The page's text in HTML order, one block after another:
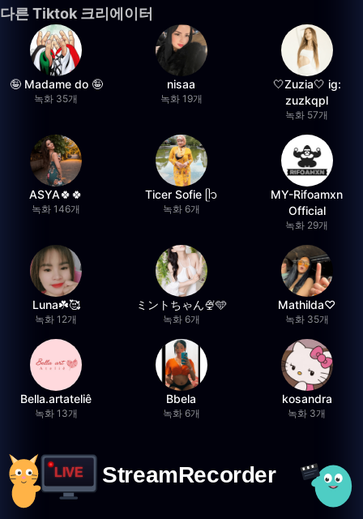
다른 Tiktok 크리에이터
🤪 Madame do 🤪
녹화 35개
nisaa
녹화 19개
🤍Zuzia🤍 ig:
zuzkqpl
녹화 57개
ASYA🍀🍀
녹화 146개
Ticer Sofie ᥫ᭡
녹화 6개
MY-Rifoamxn
Official
녹화 29개
Luna☘️🥰
녹화 12개
ミントちゃん🍨🩵
녹화 6개
Mathilda♡︎
녹화 35개
Bella.artateliê
녹화 13개
Bbela
녹화 6개
kosandra
녹화 3개